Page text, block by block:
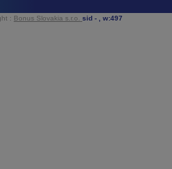
: Bonus Slovakia s.r.o. sid - , w:497